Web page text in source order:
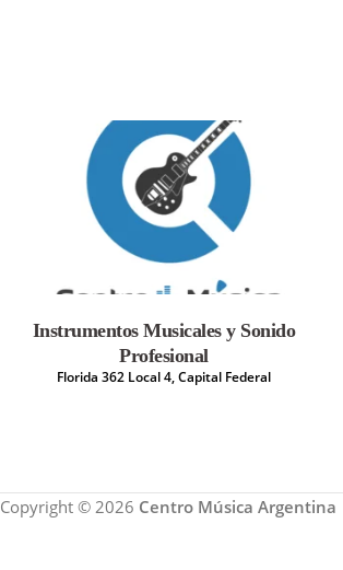
Instrumentos Musicales y Sonido
Profesional
Florida 362 Local 4, Capital Federal
Copyright © 2026 Centro Música Argentina